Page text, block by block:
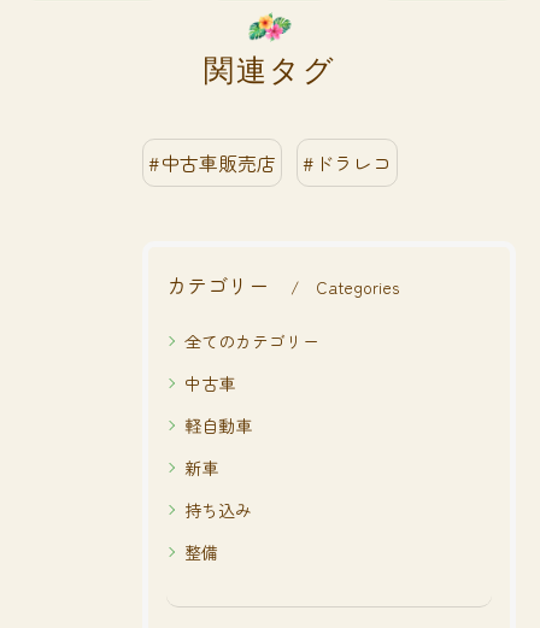
関連タグ
#中古車販売店 #ドラレコ
カテゴリー Categories
全てのカテゴリー
中古車
軽自動車
新車
持ち込み
整備